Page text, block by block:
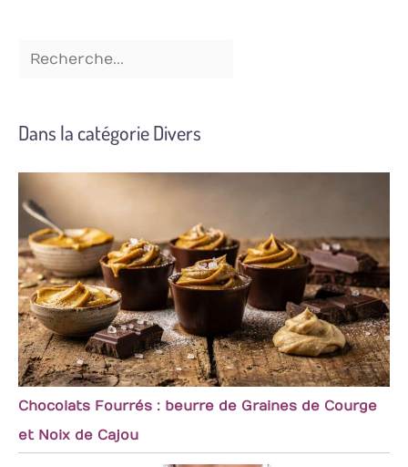
Dans la catégorie Divers
Chocolats Fourrés : beurre de Graines de Courge
et Noix de Cajou